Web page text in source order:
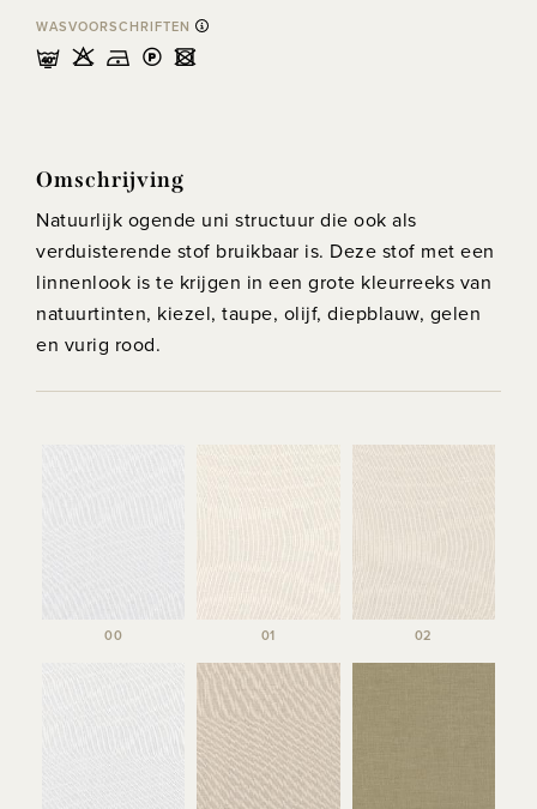
WASVOORSCHRIFTEN
nHDLU
Omschrijving
Natuurlijk ogende uni structuur die ook als
verduisterende stof bruikbaar is. Deze stof met een
linnenlook is te krijgen in een grote kleurreeks van
natuurtinten, kiezel, taupe, olijf, diepblauw, gelen
en vurig rood.
00 01 02